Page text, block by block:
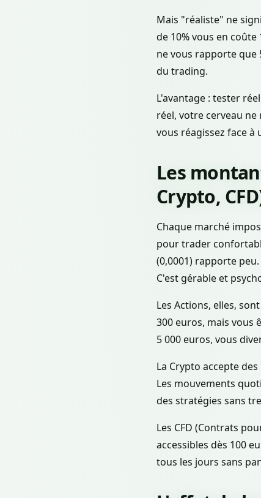
Mais "réaliste" ne
de 10% vous en
ne vous rapporte que
du trading.
L'avantage : tester
réel, votre cerveau
vous réagissez face à
Les
Crypto,
Chaque marché
pour trader
(0,0001) rapporte
C'est gérable et
Les Actions, elles,
300 euros, mais vous
5 000 euros, vous
La Crypto accepte
Les mouvements
des stratégies sans
Les CFD (Contrats
accessibles dès 100
tous les jours sans